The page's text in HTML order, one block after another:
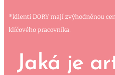
*klienti DORY mají zvýhodněnou
klíčového pracovníka.
Jaká je